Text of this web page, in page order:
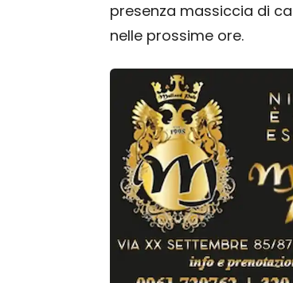
presenza massiccia di
nelle prossime ore.